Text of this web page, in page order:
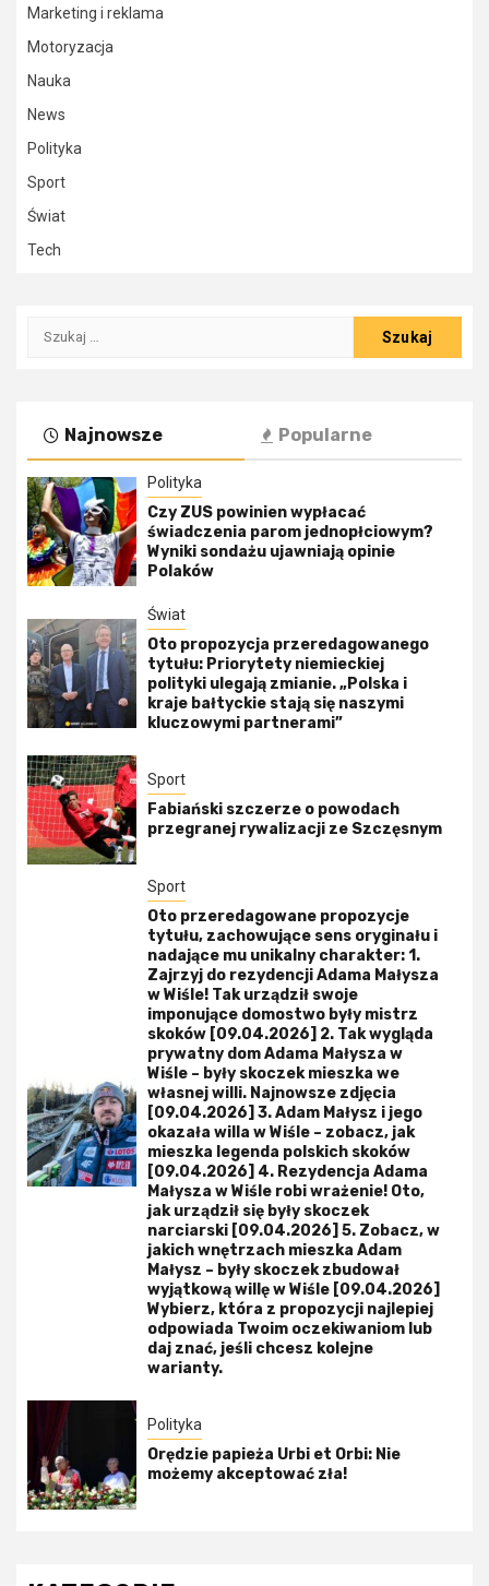
Marketing i reklama
Motoryzacja
Nauka
News
Polityka
Sport
Świat
Tech
Szukaj:
Najnowsze Popularne
Polityka
Czy ZUS powinien wypłacać
świadczenia parom jednopłciowym?
Wyniki sondażu ujawniają opinie
Polaków
Świat
Oto propozycja przeredagowanego
tytułu: Priorytety niemieckiej
polityki ulegają zmianie. „Polska i
kraje bałtyckie stają się naszymi
kluczowymi partnerami”
Sport
Fabiański szczerze o powodach
przegranej rywalizacji ze Szczęsnym
Sport
Oto przeredagowane propozycje
tytułu, zachowujące sens oryginału i
nadające mu unikalny charakter: 1.
Zajrzyj do rezydencji Adama Małysza
w Wiśle! Tak urządził swoje
imponujące domostwo były mistrz
skoków [09.04.2026] 2. Tak wygląda
prywatny dom Adama Małysza w
Wiśle – były skoczek mieszka we
własnej willi. Najnowsze zdjęcia
[09.04.2026] 3. Adam Małysz i jego
okazała willa w Wiśle – zobacz, jak
mieszka legenda polskich skoków
[09.04.2026] 4. Rezydencja Adama
Małysza w Wiśle robi wrażenie! Oto,
jak urządził się były skoczek
narciarski [09.04.2026] 5. Zobacz, w
jakich wnętrzach mieszka Adam
Małysz – były skoczek zbudował
wyjątkową willę w Wiśle [09.04.2026]
Wybierz, która z propozycji najlepiej
odpowiada Twoim oczekiwaniom lub
daj znać, jeśli chcesz kolejne
warianty.
Polityka
Orędzie papieża Urbi et Orbi: Nie
możemy akceptować zła!